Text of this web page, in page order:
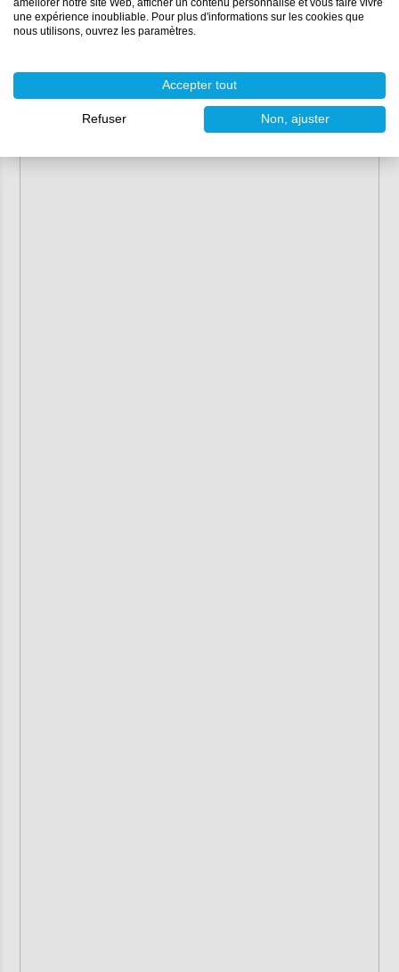
une expérience inoubliable. Pour plus d'informations sur les cookies que
nous utilisons, ouvrez les paramètres.
Accepter tout
Refuser Non, ajuster